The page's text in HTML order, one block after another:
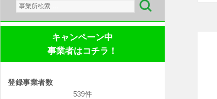
検
索:
キャンペーン中
事業者はコチラ！
登録事業者数
539件